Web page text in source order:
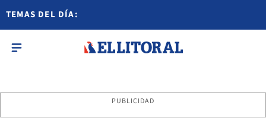
TEMAS DEL DÍA:
PUBLICIDAD